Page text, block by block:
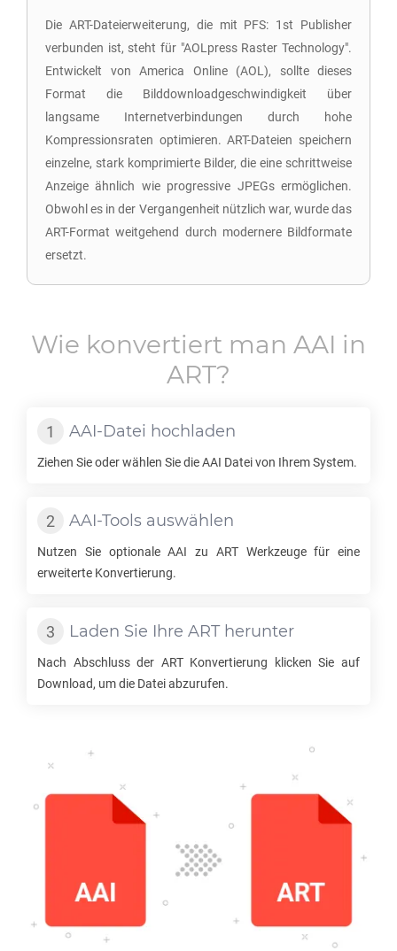
Die ART-Dateierweiterung, die mit PFS: 1st Publisher
verbunden ist, steht für "AOLpress Raster Technology".
Entwickelt von America Online (AOL), sollte dieses
Format die Bilddownloadgeschwindigkeit über
langsame Internetverbindungen durch hohe
Kompressionsraten optimieren. ART-Dateien speichern
einzelne, stark komprimierte Bilder, die eine schrittweise
Anzeige ähnlich wie progressive JPEGs ermöglichen.
Obwohl es in der Vergangenheit nützlich war, wurde das
ART-Format weitgehend durch modernere Bildformate
ersetzt.
Wie konvertiert man AAI in
ART?
AAI-Datei hochladen
Ziehen Sie oder wählen Sie dieAAI Datei von Ihrem System.
AAI-Tools auswählen
Nutzen Sie optionaleAAI zu ARTWerkzeuge für eine
erweiterte Konvertierung.
Laden Sie Ihre ARTherunter
Nach Abschluss der ARTKonvertierung klicken Sie auf
Download, um die Datei abzurufen.